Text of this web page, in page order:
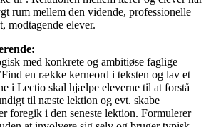
rum mellem den vidende, professionelle
modtagende elever.
med konkrete og ambitiøse faglige
en række kerneord i teksten og lav et
i Lectio skal hjælpe eleverne til at forstå
til næste lektion og evt. skabe
foregik i den seneste lektion. Formulerer